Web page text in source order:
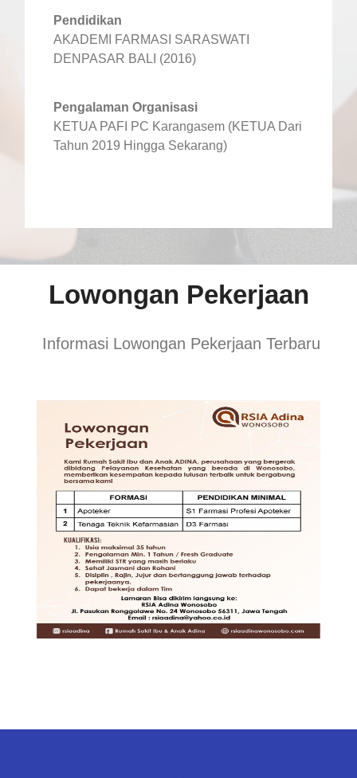
Pendidikan
AKADEMI FARMASI SARASWATI
DENPASAR BALI (2016)
Pengalaman Organisasi
KETUA PAFI PC Karangasem (KETUA Dari
Tahun 2019 Hingga Sekarang)
Lowongan Pekerjaan
Informasi Lowongan Pekerjaan Terbaru
TENAGA TEKNIS
KEFARMASIAN DI RSIA ADINA
DIBUTUHKAN SEGERA TENAGA
TEKNIS KEFARMASIAN DI RUMAH
SAKIT IBU DAN ANAK ADINA
WONOSOBO
SYARAT DAN KETENTUAN LIHAT
BROSUR